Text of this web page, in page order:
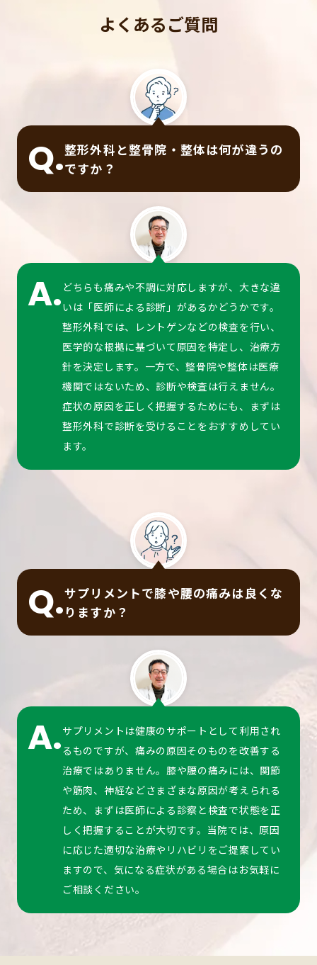
よくあるご質問
Q.整形外科と整骨院・整体は何が違うの
ですか？
A. どちらも痛みや不調に対応しますが、大きな違
いは「医師による診断」があるかどうかです。
整形外科では、レントゲンなどの検査を行い、
医学的な根拠に基づいて原因を特定し、治療方
針を決定します。一方で、整骨院や整体は医療
機関ではないため、診断や検査は行えません。
症状の原因を正しく把握するためにも、まずは
整形外科で診断を受けることをおすすめしてい
ます。
Q.サプリメントで膝や腰の痛みは良くな
りますか？
A.サプリメントは健康のサポートとして利用され
るものですが、痛みの原因そのものを改善する
治療ではありません。膝や腰の痛みには、関節
や筋肉、神経などさまざまな原因が考えられる
ため、まずは医師による診察と検査で状態を正
しく把握することが大切です。当院では、原因
に応じた適切な治療やリハビリをご提案してい
ますので、気になる症状がある場合はお気軽に
ご相談ください。